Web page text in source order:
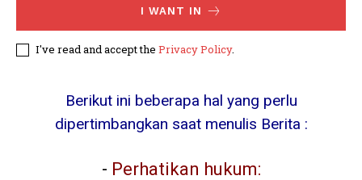
I WANT IN
I've read and accept the Privacy Policy.
Berikut ini beberapa hal yang perlu
dipertimbangkan saat menulis Berita :
- Perhatikan hukum: